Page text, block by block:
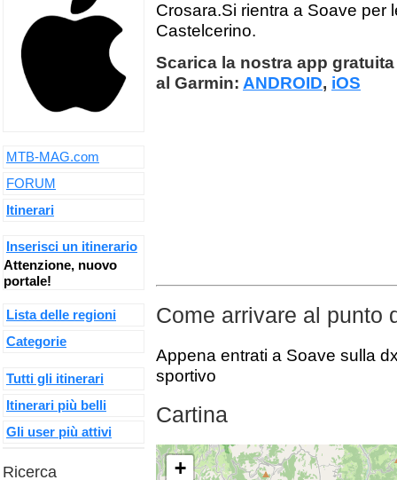
Crosara.Si rientra a Soave per
Castelcerino.
Scarica la nostra app
al Garmin: ANDROID, iOS
Come arrivare al punto
Appena entrati a Soave sulla
sportivo
Cartina
+
MTB-MAG.com
FORUM
Itinerari
Inserisci un itinerario
Attenzione, nuovo
portale!
Lista delle regioni
Categorie
Tutti gli itinerari
Itinerari più belli
Gli user più attivi
Ricerca